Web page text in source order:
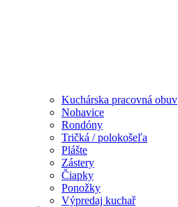
Kuchárska pracovná obuv
Nohavice
Rondóny
Tričká / polokošeľa
Plášte
Zástery
Čiapky
Ponožky
Výpredaj kuchař